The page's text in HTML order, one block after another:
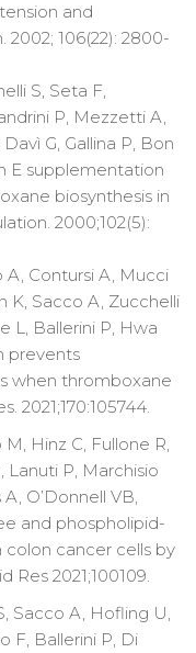
and
2002; 106(22): 2800-
S, Seta F,
P, Mezzetti A,
G, Gallina P, Bon
E supplementation
biosynthesis in
2000;102(5):
A, Contursi A, Mucci
K, Sacco A, Zucchelli
L, Ballerini P, Hwa
prevents
when thromboxane
2021;170:105744.
Hinz C, Fullone R,
Lanuti P, Marchisio
O’Donnell VB,
and phospholipid-
colon cancer cells by
Res 2021;100109.
Sacco A, Hofling U,
F, Ballerini P, Di